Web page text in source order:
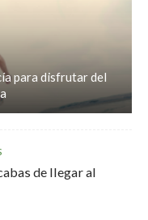
para disfrutar del
de llegar al